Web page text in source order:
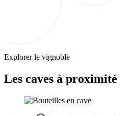
Explorer le vignoble
Les caves à proximité